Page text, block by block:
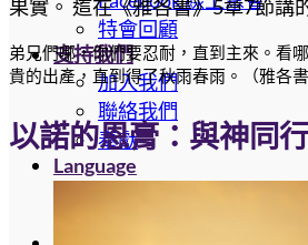
特會回顧
支持我們
加入我們
聯絡我們
奉獻
Language
果實。 這在《雅各書》5章7節講
弟兄們哪，你們要忍耐，直到主來。看
貴的出產，直到得了秋雨春雨。（雅各
以諾的恩膏：與神同行